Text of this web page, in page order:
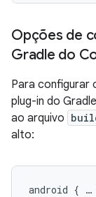
Opções de
Gradle do
Para configurar
plug-in do
ao arquivo
alto:
android { …